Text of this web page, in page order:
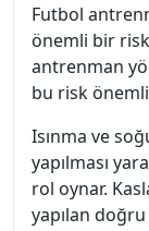
Futbol
önemli bir
antrenman
bu risk
Isınma ve
yapılması
rol oynar.
yapılan doğru